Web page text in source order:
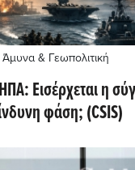
Άμυνα & Γεωπολιτική
Εισέρχεται η
φάση; (CSIS)